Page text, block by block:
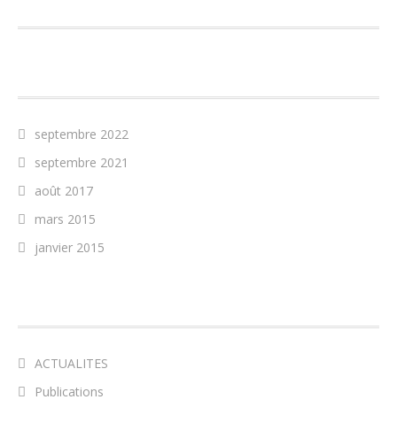
septembre 2022
septembre 2021
août 2017
mars 2015
janvier 2015
ACTUALITES
Publications